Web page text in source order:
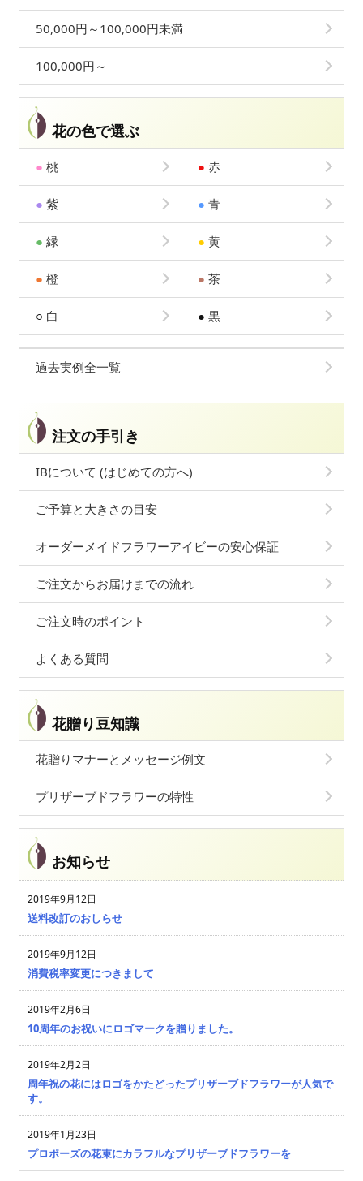
50,000円～100,000円未満
100,000円～
花の色で選ぶ
● 桃 ● 赤
● 紫 ● 青
● 緑 ● 黄
● 橙 ● 茶
○ 白 ● 黒
過去実例全一覧
注文の手引き
IBについて (はじめての方へ)
ご予算と大きさの目安
オーダーメイドフラワーアイビーの安心保証
ご注文からお届けまでの流れ
ご注文時のポイント
よくある質問
花贈り豆知識
花贈りマナーとメッセージ例文
プリザーブドフラワーの特性
お知らせ
2019年9月12日
送料改訂のおしらせ
2019年9月12日
消費税率変更につきまして
2019年2月6日
10周年のお祝いにロゴマークを贈りました。
2019年2月2日
周年祝の花にはロゴをかたどったプリザーブドフラワーが人気で
す。
2019年1月23日
プロポーズの花束にカラフルなプリザーブドフラワーを